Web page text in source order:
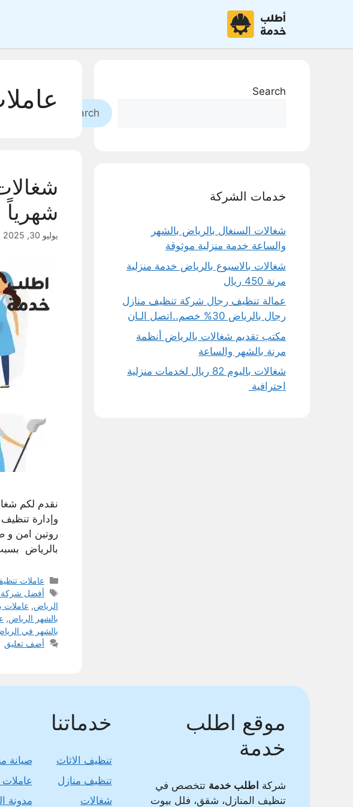
شهرياً
يوليو 30, 2025
وإدارة
روتين امن و
بالرياض
التصنيفات
عاملات
الوسوم
أفضل شركة
الرياض, عاملات
بالشهر الرياض,
بالشهر في
أضف تعليق
Search
Search
خدمات الشركة
شغالات السنغال بالرياض بالشهر
والساعة خدمة منزلية موثوقة
شغالات بالاسبوع بالرياض خدمة منزلية
مرنة 450 ريال
عمالة تنظيف رجال شركة تنظيف منازل
رجال بالرياض 30% خصم..اتصل الـان
مكتب تقديم شغالات بالرياض أنظمة
مرنة بالشهر والساعة
شغالات باليوم 82 ريال لخدمات منزلية
احترافية
موقع اطلب
خدمة
شركة اطلب خدمة تتخصص في
تنظيف المنازل، شقق، فلل بيوت
خدماتنا
تنظيف الاثاث
تنظيف منازل
شغالات
صيانة
مدونة